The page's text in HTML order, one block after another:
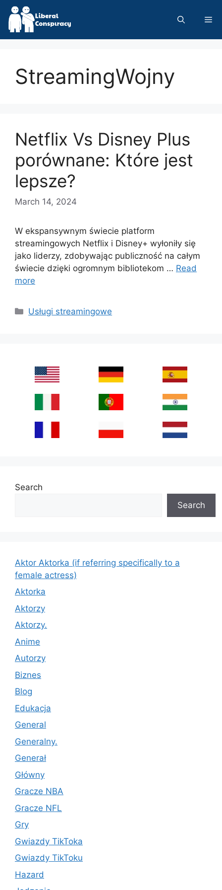
Skip
content
StreamingWojny
Netflix Vs Disney Plus
porównane: Które jest
lepsze?
March 14, 2024
W ekspansywnym świecie platform
streamingowych Netflix i Disney+ wyłoniły się
jako liderzy, zdobywając publiczność na całym
świecie dzięki ogromnym bibliotekom … Read
more
Categories
Usługi streamingowe
Search
Search
Aktor Aktorka (if referring specifically to a
female actress)
Aktorka
Aktorzy
Aktorzy.
Anime
Autorzy
Biznes
Blog
Edukacja
General
Generalny.
Generał
Główny
Gracze NBA
Gracze NFL
Gry
Gwiazdy TikToka
Gwiazdy TikToku
Hazard